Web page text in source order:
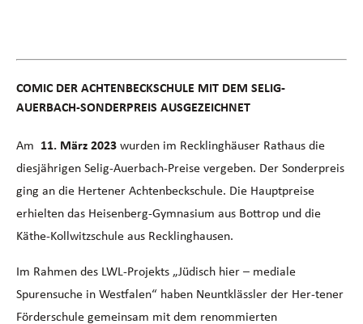
COMIC DER ACHTENBECKSCHULE MIT DEM SELIG-
AUERBACH-SONDERPREIS AUSGEZEICHNET
Am 11. März 2023 wurden im Recklinghäuser Rathaus die
diesjährigen Selig-Auerbach-Preise vergeben. Der Sonderpreis
ging an die Hertener Achtenbeckschule. Die Hauptpreise
erhielten das Heisenberg-Gymnasium aus Bottrop und die
Käthe-Kollwitzschule aus Recklinghausen.
Im Rahmen des LWL-Projekts „Jüdisch hier – mediale
Spurensuche in Westfalen“ haben Neuntklässler der Her-tener
Förderschule gemeinsam mit dem renommierten